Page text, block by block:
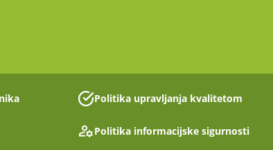
Politika upravljanja kvalitetom
Politika informacijske sigurnosti